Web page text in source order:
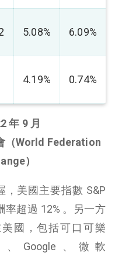
5.08% 6.09%
4.19% 0.74%
年 9 月
（World Federation
）
，美國主要指數 S&P
率超過 12% 。另一方
國，包括可口可樂
、Google、微軟